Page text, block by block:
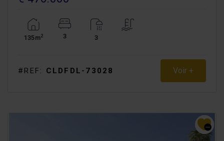
135m2 3 3
#REF: CLDFDL-73028 Voir +